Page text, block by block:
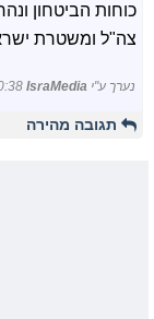
כוחות הביטחון
צה"ל ומשטרת
נערך ע"י IsraMedia
תגובה מהירה